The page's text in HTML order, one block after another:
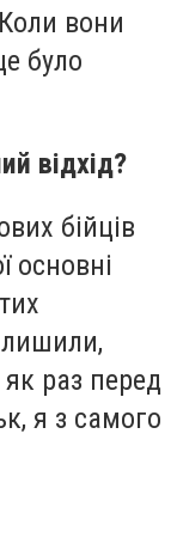
вони
було
відхід?
бійців
основні
раз перед
я з самого